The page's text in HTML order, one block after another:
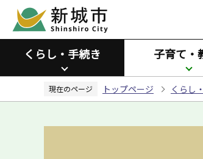
ペ
ジ
先
くらし・手続き 子育て・
現在のページ トップページ くらし